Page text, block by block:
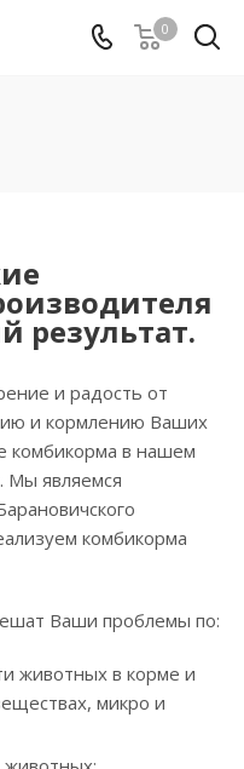
0
результат.
и радость от
и кормлению Ваших
комбикорма в нашем
. Мы являемся
комбикорма
Ваши проблемы по:
животных в корме и
микро и